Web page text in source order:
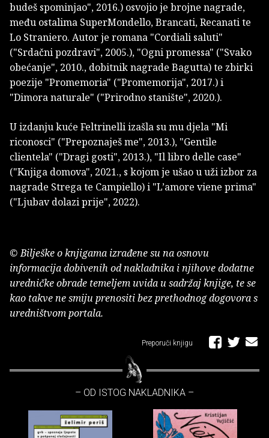
budeš spominjao", 2016.) osvojio je brojne nagrade,
među ostalima SuperMondello, Brancati, Recanati te
Lo Straniero. Autor je romana "Cordiali saluti"
("Srdačni pozdravi", 2005.), "Ogni promessa" ("Svako
obećanje", 2010., dobitnik nagrade Bagutta) te zbirki
poezije "Promemoria" ("Promemorija", 2017.) i
"Dimora naturale" ("Prirodno stanište", 2020.).
U izdanju kuće Feltrinelli izašla su mu djela "Mi
riconosci" ("Prepoznaješ me", 2013.), "Gentile
clientela" ("Dragi gosti", 2013.), "Il libro delle case"
("Knjiga domova", 2021., s kojom je ušao u uži izbor za
nagrade Strega te Campiello) i "L’amore viene prima"
("Ljubav dolazi prije", 2022).
© Bilješke o knjigama izrađene su na osnovu
informacija dobivenih od nakladnika i njihove dodatne
uredničke obrade temeljem uvida u sadržaj knjige, te se
kao takve ne smiju prenositi bez prethodnog dogovora s
uredništvom portala.
Preporuči knjigu
– OD ISTOG NAKLADNIKA –